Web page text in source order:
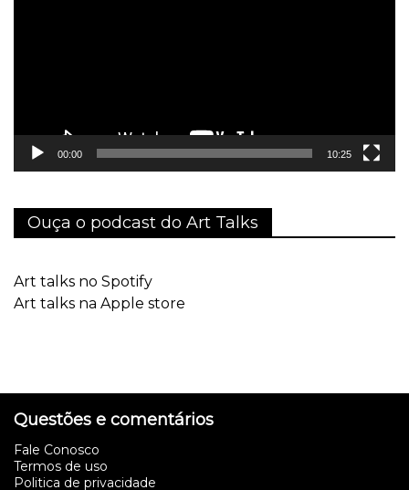
00:00 10:25
Ouça o podcast do Art Talks
Art talks no Spotify
Art talks na Apple store
Questões e comentários
Fale Conosco
Termos de uso
Politica de privacidade